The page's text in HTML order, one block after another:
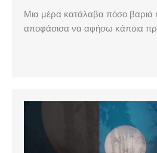
Μια μέρα κατάλαβα πόσο βαριά
αποφάσισα να αφήσω κάποια